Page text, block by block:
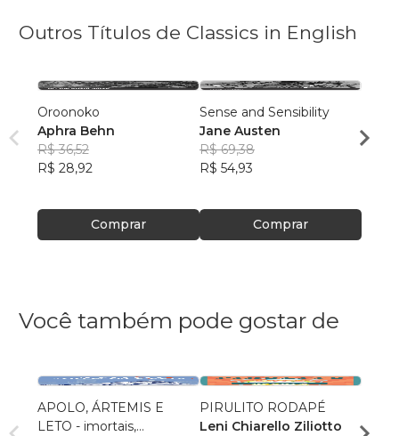
Outros Títulos de Classics in English
Oroonoko
Aphra Behn
R$ 36,52
R$ 28,92
Comprar
Sense and Sensibility
Jane Austen
R$ 69,38
R$ 54,93
Comprar
Jane
R$
Você também pode gostar de
APOLO, ÁRTEMIS E
LETO - imortais,
PIRULITO RODAPÉ
Leni Chiarello Ziliotto